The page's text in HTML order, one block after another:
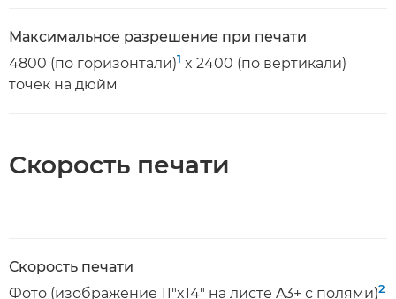
Максимальное разрешение при печати
4800 (по горизонтали)1 x 2400 (по вертикали)
точек на дюйм
Скорость печати
Скорость печати
Фото (изображение 11"x14" на листе A3+ с полями)2